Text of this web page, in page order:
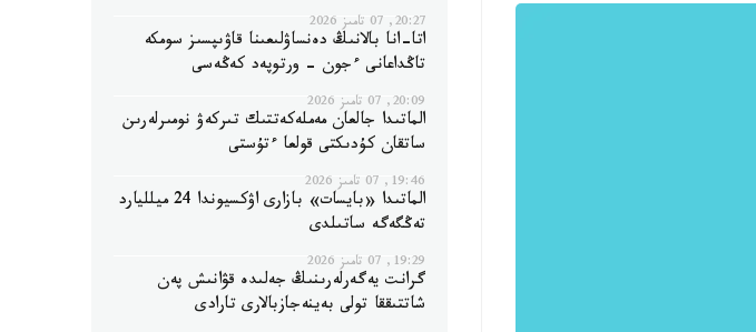
20:27, 07 تامىز 2026
اتا-انا بالانىڭ دەنساۋلىعىنا قاۋىپسىز سومكە
تاڭداعانى ءجون - ورتوپەد كەڭەسى
20:09, 07 تامىز 2026
الماتىدا جالعان مەملەكەتتىك تىركەۋ نومىرلەرىن
ساتقان كۇدىكتى قولعا ءتۇستى
19:46, 07 تامىز 2026
الماتىدا «بايسات» بازارى اۋكسيوندا 24 ميلليارد
تەڭگەگە ساتىلدى
19:29, 07 تامىز 2026
گرانت يەگەرلەرىنىڭ جەلىدە قۋانىش پەن
شاتتىققا تولى بەينەجازبالارى تارادى